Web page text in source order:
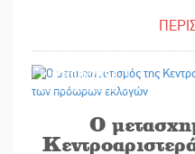
03/08/2026
O